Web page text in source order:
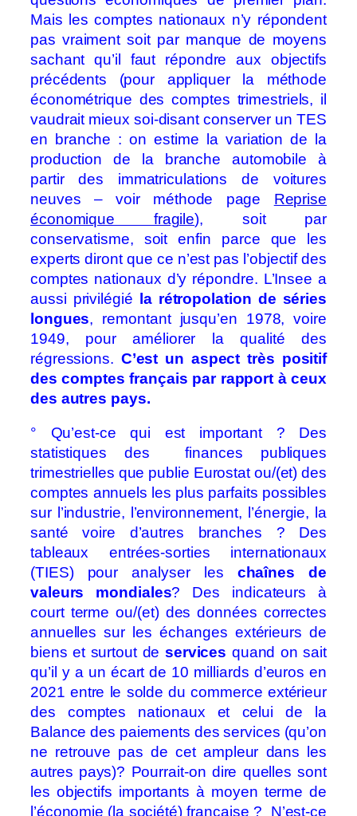
Mais les comptes nationaux n’y répondent
pas vraiment soit par manque de moyens
sachant qu’il faut répondre aux objectifs
précédents (pour appliquer la méthode
économétrique des comptes trimestriels, il
vaudrait mieux soi-disant conserver un TES
en branche : on estime la variation de la
production de la branche automobile à
partir des immatriculations de voitures
neuves – voir méthode page Reprise
économique fragile), soit par
conservatisme, soit enfin parce que les
experts diront que ce n’est pas l’objectif des
comptes nationaux d’y répondre. L’Insee a
aussi privilégié la rétropolation de séries
longues, remontant jusqu’en 1978, voire
1949, pour améliorer la qualité des
régressions. C’est un aspect très positif
des comptes français par rapport à ceux
des autres pays.
° Qu’est-ce qui est important ? Des
statistiques des finances publiques
trimestrielles que publie Eurostat ou/(et) des
comptes annuels les plus parfaits possibles
sur l’industrie, l’environnement, l’énergie, la
santé voire d’autres branches ? Des
tableaux entrées-sorties internationaux
(TIES) pour analyser les chaînes de
valeurs mondiales? Des indicateurs à
court terme ou/(et) des données correctes
annuelles sur les échanges extérieurs de
biens et surtout de services quand on sait
qu’il y a un écart de 10 milliards d’euros en
2021 entre le solde du commerce extérieur
des comptes nationaux et celui de la
Balance des paiements des services (qu’on
ne retrouve pas de cet ampleur dans les
autres pays)? Pourrait-on dire quelles sont
les objectifs importants à moyen terme de
l’économie (la société) française ? N’est-ce